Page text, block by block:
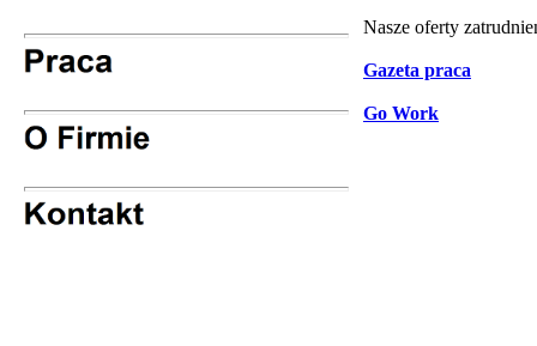
Nasze oferty
Gazeta praca
Go Work